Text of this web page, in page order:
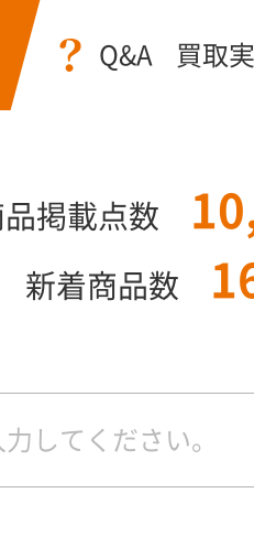
Q&A 買取
品掲載点数
新着商品数